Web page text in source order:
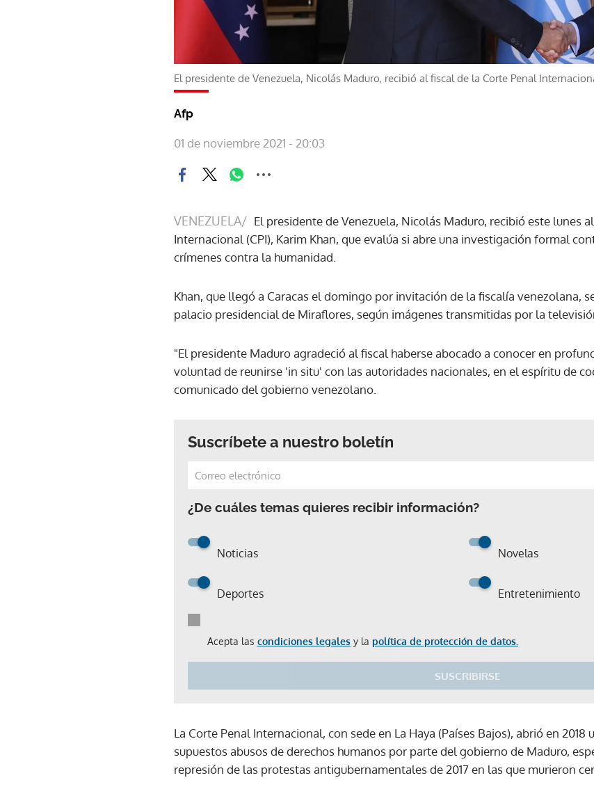
El presidente de Venezuela, Nicolás Maduro, recibió al fiscal de la Corte Penal
Afp
01 de noviembre 2021 - 20:03
VENEZUELA/ El presidente de Venezuela, Nicolás Maduro, recibió este lunes
Internacional (CPI), Karim Khan, que evalúa si abre una investigación formal
crímenes contra la humanidad.
Khan, que llegó a Caracas el domingo por invitación de la fiscalía venezolana,
palacio presidencial de Miraflores, según imágenes transmitidas por la
"El presidente Maduro agradeció al fiscal haberse abocado a conocer en
voluntad de reunirse 'in situ' con las autoridades nacionales, en el espíritu de
comunicado del gobierno venezolano.
Suscríbete a nuestro boletín
¿De cuáles temas quieres recibir información?
Noticias Novelas
Deportes Entretenimiento
Acepta las condiciones legales y la política de protección de datos.
SUSCRIBIRSE
La Corte Penal Internacional, con sede en La Haya (Países Bajos), abrió en
supuestos abusos de derechos humanos por parte del gobierno de Maduro,
represión de las protestas antigubernamentales de 2017 en las que murieron